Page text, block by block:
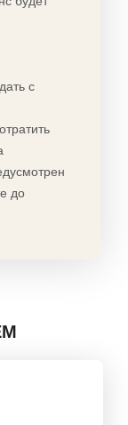
с
до